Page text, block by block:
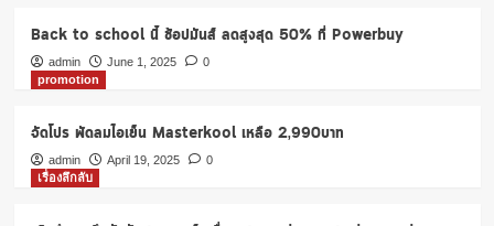
Back to school นี้ ช้อปมันส์ ลดสูงสุด 50% ที่ Powerbuy
admin June 1, 2025
0
promotion
จัดโปร พัดลมไอเย็น Masterkool เหลือ 2,990บาท
admin April 19, 2025
0
เรื่องลึกลับ